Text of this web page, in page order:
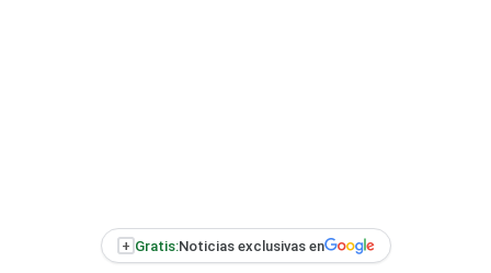
+ Gratis:Noticias exclusivas en